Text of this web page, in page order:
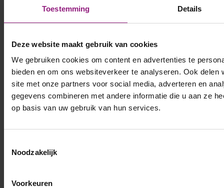
Toestemming Details
Deze website maakt gebruik van cookies
We gebruiken cookies om content en advertenties te
bieden en om ons websiteverkeer te analyseren. Ook
site met onze partners voor social media, adverteren en
gegevens combineren met andere informatie die u aan ze
op basis van uw gebruik van hun services.
Noodzakelijk
Voorkeuren